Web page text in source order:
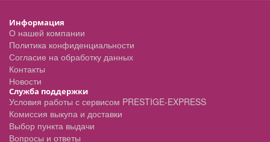
Информация
О нашей компании
Политика конфиденциальности
Согласие на обработку данных
Контакты
Новости
Служба поддержки
Условия работы с сервисом PRESTIGE-EXPRESS
Комиссия выкупа и доставки
Выбор пункта выдачи
Вопросы и ответы